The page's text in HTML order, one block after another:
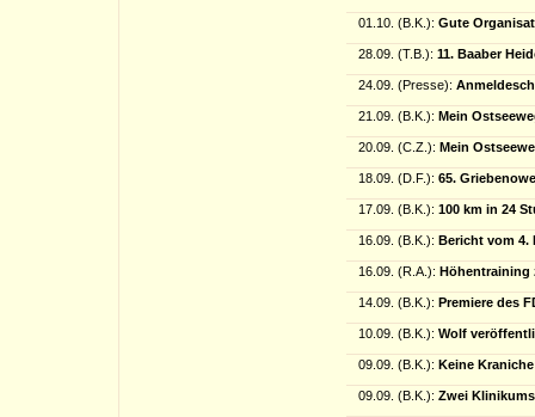
01.10. (B.K.): Gute
28.09. (T.B.): 11. Baaber
24.09. (Presse):
21.09. (B.K.): Mein
20.09. (C.Z.): Mein
18.09. (D.F.): 65.
17.09. (B.K.): 100 km in 24
16.09. (B.K.): Bericht vom 4.
16.09. (R.A.): Höhentraining
14.09. (B.K.): Premiere des
10.09. (B.K.): Wolf
09.09. (B.K.): Keine
09.09. (B.K.): Zwei